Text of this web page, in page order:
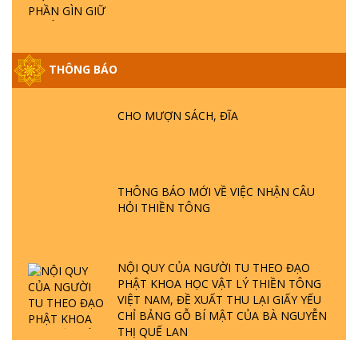
THÔNG BÁO
CHO MƯỢN SÁCH, ĐĨA
THÔNG BÁO MỚI VỀ VIỆC NHẬN CÂU
HỎI THIỀN TÔNG
NỘI QUY CỦA NGƯỜI TU THEO ĐẠO
PHẬT KHOA HỌC VẬT LÝ THIỀN TÔNG
VIỆT NAM, ĐỀ XUẤT THU LẠI GIẤY YẾU
CHỈ BẢNG GỖ BÍ MẬT CỦA BÀ NGUYỄN
THỊ QUẾ LAN
GIẢI ĐÁP ĐẶC BIỆT P25 - SUỐT 49 NĂM
PHẬT KHÔNG NÓI? HỘI LONG HOA LÀ
HỘI GÌ? TỬ VÌ ĐẠO
TTTD
GIẢI ĐÁP ĐẶC BIỆT P23 - THIÊN ĐÀNG Ở
GIẢI ĐÁP THIỀN TÔNG ĐẶC BIỆT P22 - TẠI
SAO TRÁI ĐẤT NHIỀU THIÊN TAI - LŨ LỤT
- HỎA HOẠN | TTTD